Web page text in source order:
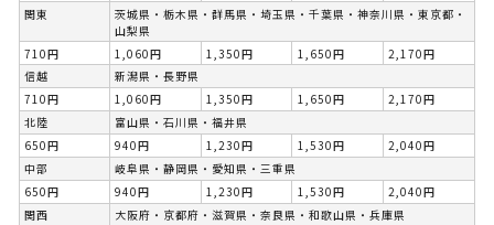
関東
茨城県・栃木県・群馬県・埼玉県・千葉県・神奈川県・東京都・
山梨県
710円
1,060円 1,350円 1,650円
2,170円
信越
新潟県・長野県
710円
1,060円 1,350円 1,650円
2,170円
北陸
富山県・石川県・福井県
650円
940円 1,230円 1,530円
2,040円
中部
岐阜県・静岡県・愛知県・三重県
650円
940円 1,230円 1,530円
2,040円
関西
大阪府・京都府・滋賀県・奈良県・和歌山県・兵庫県